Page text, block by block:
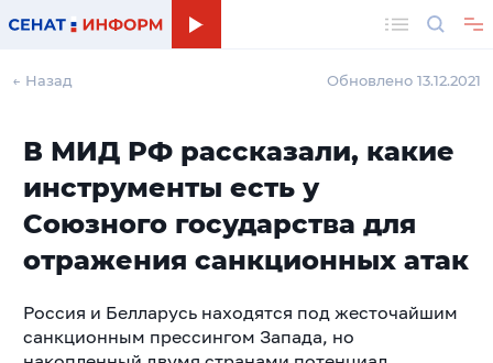
← Назад Обновлено 13.12.2021
В МИД РФ рассказали, какие
инструменты есть у
Союзного государства для
отражения санкционных атак
Россия и Белларусь находятся под жесточайшим
санкционным прессингом Запада, но